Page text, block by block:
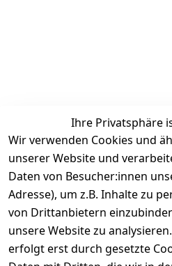
Ihre Privatsphäre
Wir verwenden Cookies und
unserer Website und
Daten von Besucher:innen
Adresse), um z.B. Inhalte zu
von Drittanbietern
unsere Website zu
erfolgt erst durch gesetzte
Rechtliches
AGB
Impressum
Datenschutze
rklärung
Widerrufsrec
ht
Services
Kontakt
Kundenservic
e
Zahlung &
Versand
Batteriegeset